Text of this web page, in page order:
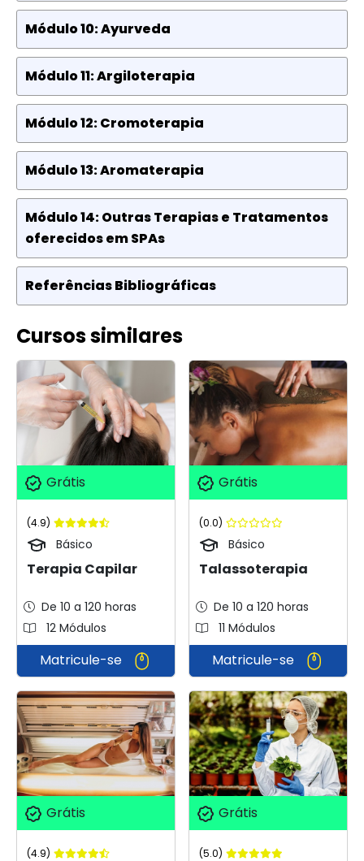
Módulo 10: Ayurveda
Módulo 11: Argiloterapia
Módulo 12: Cromoterapia
Módulo 13: Aromaterapia
Módulo 14: Outras Terapias e Tratamentos
oferecidos em SPAs
Referências Bibliográficas
Cursos similares
Grátis
(4.9)
Básico
Terapia Capilar
De 10 a 120 horas
12 Módulos
Matricule-se
Grátis
(0.0)
Básico
Talassoterapia
De 10 a 120 horas
11 Módulos
Matricule-se
Grátis
(4.9)
Grátis
(5.0)